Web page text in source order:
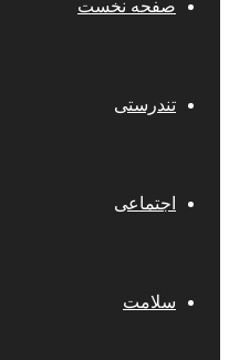
صفحه نخست
تندرستی
اجتماعی
سلامت